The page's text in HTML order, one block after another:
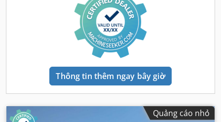
Thông tin thêm ngay bây giờ
Quảng cáo nhỏ